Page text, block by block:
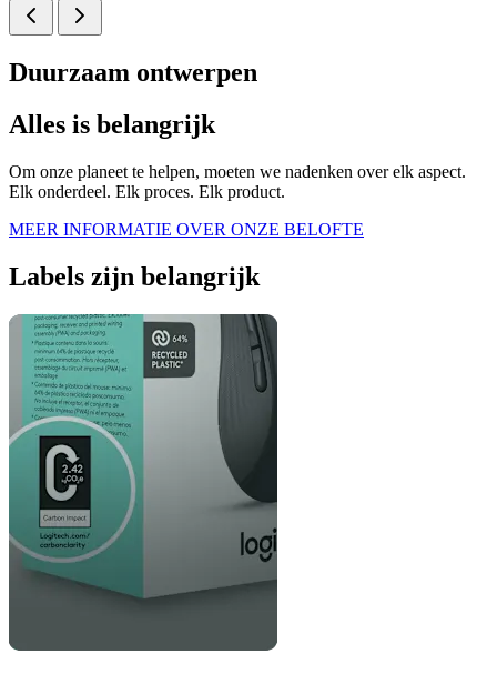
Duurzaam ontwerpen
Alles is belangrijk
Om onze planeet te helpen, moeten we nadenken over elk aspect.
Elk onderdeel. Elk proces. Elk product.
MEER INFORMATIE OVER ONZE BELOFTE
Labels zijn belangrijk